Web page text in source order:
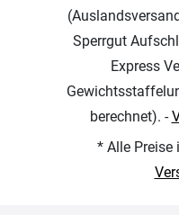
Sperrgut
Express
berechnet). -
* Alle Preise